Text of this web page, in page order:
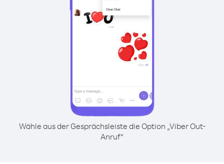
Wähle aus der Gesprächsleiste die Option „Viber Out-
Anruf“